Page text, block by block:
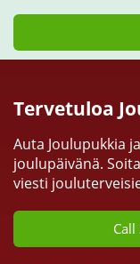
Tervetuloa
Auta Joulupukkia
joulupäivänä.
viesti